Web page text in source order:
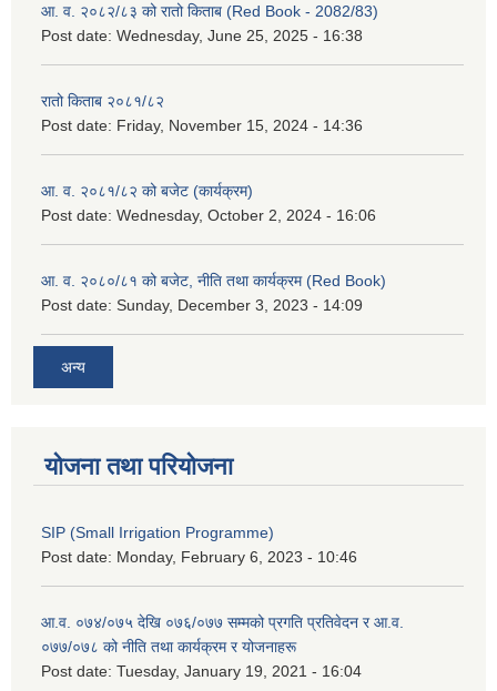
आ. व. २०८२/८३ को रातो किताब (Red Book - 2082/83)
Post date: Wednesday, June 25, 2025 - 16:38
रातो किताब २०८१/८२
Post date: Friday, November 15, 2024 - 14:36
आ. व. २०८१/८२ को बजेट (कार्यक्रम)
Post date: Wednesday, October 2, 2024 - 16:06
आ. व. २०८०/८१ को बजेट, नीति तथा कार्यक्रम (Red Book)
Post date: Sunday, December 3, 2023 - 14:09
अन्य
योजना तथा परियोजना
SIP (Small Irrigation Programme)
Post date: Monday, February 6, 2023 - 10:46
आ.व. ०७४/०७५ देखि ०७६/०७७ सम्मको प्रगति प्रतिवेदन र आ.व.
०७७/०७८ को नीति तथा कार्यक्रम र योजनाहरू
Post date: Tuesday, January 19, 2021 - 16:04